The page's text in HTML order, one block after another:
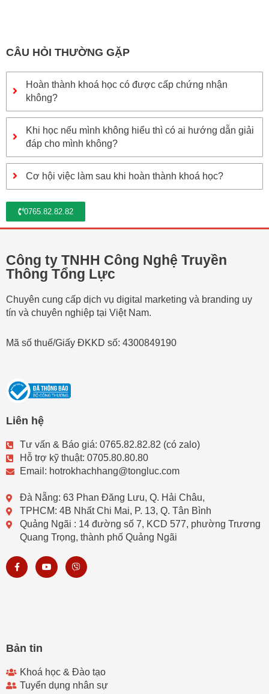
CÂU HỎI THƯỜNG GẶP
Hoàn thành khoá học có được cấp chứng nhận
không?
Khi học nếu mình không hiểu thì có ai hướng dẫn giải
đáp cho mình không?
Cơ hội việc làm sau khi hoàn thành khoá học?
0765.82.82.82
Công ty TNHH Công Nghệ Truyền
Thông Tổng Lực
Chuyên cung cấp dịch vụ digital marketing và branding uy
tín và chuyên nghiệp tại Việt Nam.
Mã số thuế/Giấy ĐKKD số: 4300849190
Liên hệ
Tư vấn & Báo giá: 0765.82.82.82 (có zalo)
Hỗ trợ kỹ thuật: 0705.80.80.80
Email: hotrokhachhang@tongluc.com
Đà Nẵng: 63 Phan Đăng Lưu, Q. Hải Châu,
TPHCM: 4B Nhất Chi Mai, P. 13, Q. Tân Bình
Quảng Ngãi : 14 đường số 7, KCD 577, phường Trương
Quang Trọng, thành phố Quảng Ngãi
F
a
c
Y
o
u
V
i
b
Bản tin
Khoá học & Đào tạo
Tuyển dụng nhân sự